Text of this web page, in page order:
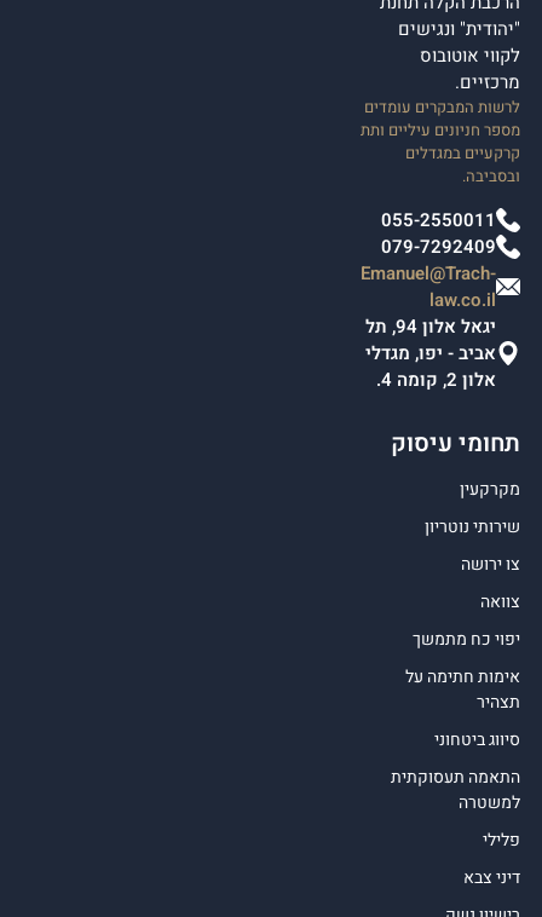
"יהודית" ונגישים
לקווי אוטובוס
מרכזיים.
לרשות המבקרים עומדים
מספר חניונים עיליים ותת
קרקעיים במגדלים
ובסביבה.
055-2550011
079-7292409
Emanuel@Trach-
law.co.il
יגאל אלון 94, תל
אביב - יפו, מגדלי
אלון 2, קומה 4.
תחומי עיסוק
מקרקעין
שירותי נוטריון
צו ירושה
צוואה
יפוי כח מתמשך
אימות חתימה על
תצהיר
סיווג ביטחוני
התאמה תעסוקתית
למשטרה
פלילי
דיני צבא